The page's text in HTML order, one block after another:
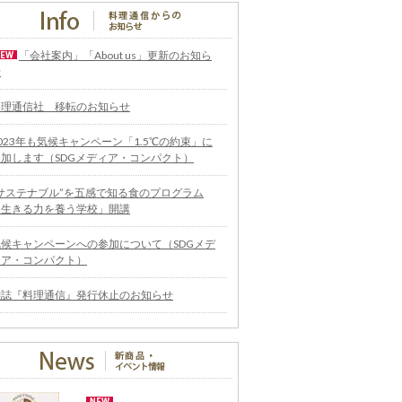
「会社案内」「About us」更新のお知ら
通信社 移転のお知らせ
年も気候キャンペーン「1.5℃の約束」に
します（SDGメディア・コンパクト）
ステナブル”を五感で知る食のプログラム
きる力を養う学校」開講
キャンペーンへの参加について（SDGメデ
・コンパクト）
『料理通信』発行休止のお知らせ